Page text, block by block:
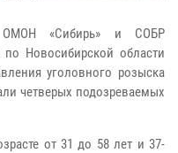
ОМОН «Сибирь» и СОБР
по Новосибирской области
уголовного розыска
четверых подозреваемых
от 31 до 58 лет и 37-